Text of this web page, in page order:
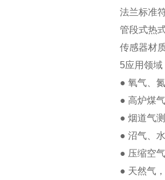
法兰标准
管段式热
传感器材
5应用领域
● 氧气、
● 高炉煤
● 烟道气
● 沼气、
● 压缩空
● 天然气